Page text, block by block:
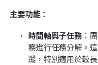
主要功能：
時間軸與子任務 ：
務進行任務分解。
蹤，特別適用於較